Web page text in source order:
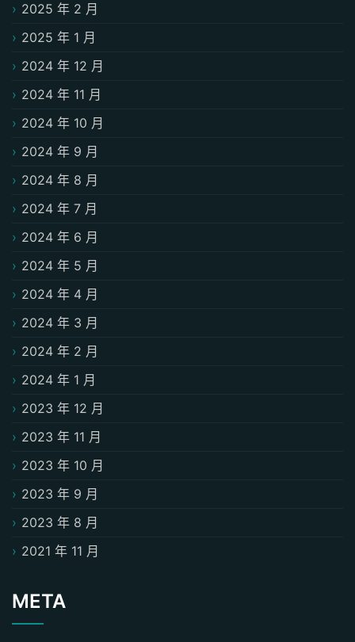
2025 年 2 月
2025 年 1 月
2024 年 12 月
2024 年 11 月
2024 年 10 月
2024 年 9 月
2024 年 8 月
2024 年 7 月
2024 年 6 月
2024 年 5 月
2024 年 4 月
2024 年 3 月
2024 年 2 月
2024 年 1 月
2023 年 12 月
2023 年 11 月
2023 年 10 月
2023 年 9 月
2023 年 8 月
2021 年 11 月
META